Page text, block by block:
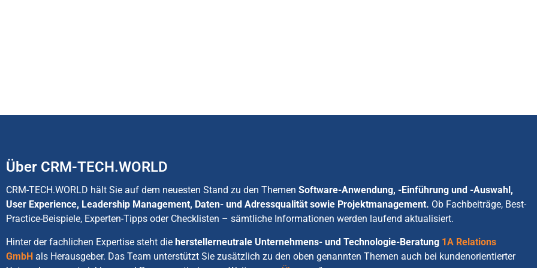
Über CRM-TECH.WORLD
CRM-TECH.WORLD hält Sie auf dem neuesten Stand zu den Themen Software-Anwendung, -Einführung und -Auswahl,
User Experience, Leadership Management, Daten- und Adressqualität sowie Projektmanagement. Ob Fachbeiträge, Best-
Practice-Beispiele, Experten-Tipps oder Checklisten – sämtliche Informationen werden laufend aktualisiert.
Hinter der fachlichen Expertise steht die herstellerneutrale Unternehmens- und Technologie-Beratung 1A Relations
GmbHals Herausgeber. Das Team unterstützt Sie zusätzlich zu den oben genannten Themen auch bei kundenorientierter